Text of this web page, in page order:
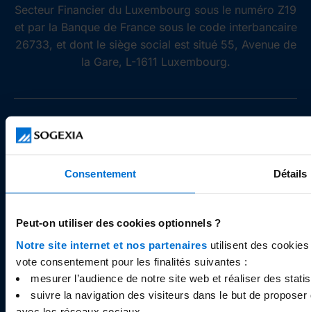
Consentement Détails
Peut-on utiliser des cookies optionnels ?
Notre site internet et nos partenaires utilisent des
vote consentement pour les finalités suivantes :
mesurer l’audience de notre site web et réaliser des
suivre la navigation des visiteurs dans le but de
Secteur Financier du Luxembourg sous le numéro Z19
et par la Banque de France sous le code interbancaire
26733, et dont le siège social est situé 55, Avenue de
la Gare, L-1611 Luxembourg.
À PROPOS
Qui sommes-nous ?
Avis Sogexia
Carrières
Cookies
RESSOURCES